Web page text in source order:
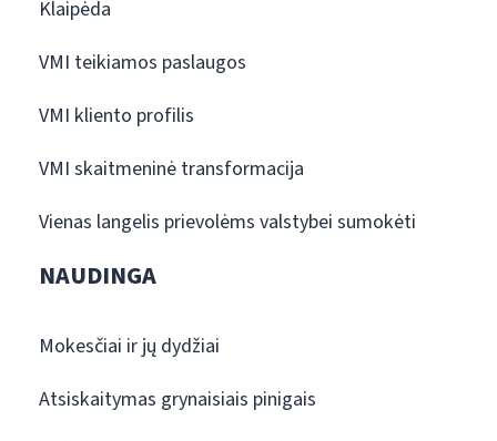
Klaipėda
VMI teikiamos paslaugos
VMI kliento profilis
VMI skaitmeninė transformacija
Vienas langelis prievolėms valstybei sumokėti
NAUDINGA
Mokesčiai ir jų dydžiai
Atsiskaitymas grynaisiais pinigais